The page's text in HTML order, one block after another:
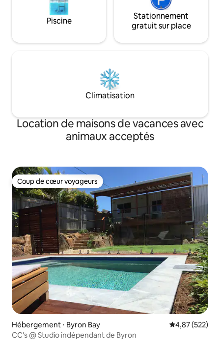
Piscine
Stationnement
gratuit sur place
Climatisation
Location de maisons de vacances avec
animaux acceptés
Coup de cœur voyageurs
Coup de cœur voyageurs
Hébergement ⋅ Byron Bay Évaluation
4,87 (522)
CC's @ Studio indépendant de Byron